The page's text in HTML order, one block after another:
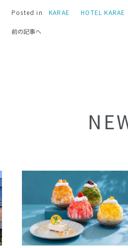
Posted in KARAE HOTEL KARAE
前の記事へ